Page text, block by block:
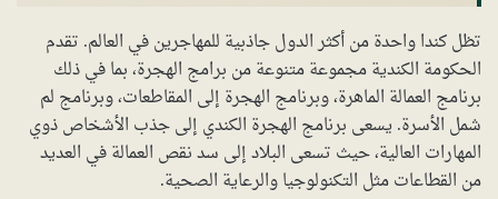
تظل كندا واحدة من أكثر الدول جاذبية للمهاجرين في العالم. تقدم
الحكومة الكندية مجموعة متنوعة من برامج الهجرة، بما في ذلك
برنامج العمالة الماهرة، وبرنامج الهجرة إلى المقاطعات، وبرنامج لم
شمل الأسرة. يسعى برنامج الهجرة الكندي إلى جذب الأشخاص ذوي
المهارات العالية، حيث تسعى البلاد إلى سد نقص العمالة في العديد
من القطاعات مثل التكنولوجيا والرعاية الصحية.